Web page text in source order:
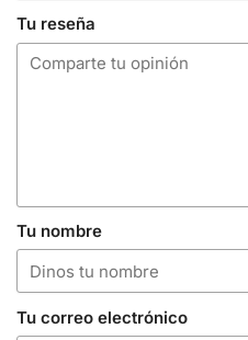
Tu reseña
Tu nombre
Tu correo electrónico